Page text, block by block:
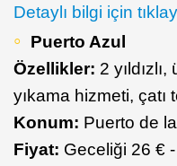
Detaylı bilgi için
Puerto Azul
Özellikler: 2
yıkama hizmeti, çatı
Konum: Puerto de
Fiyat: Geceliği 26 €